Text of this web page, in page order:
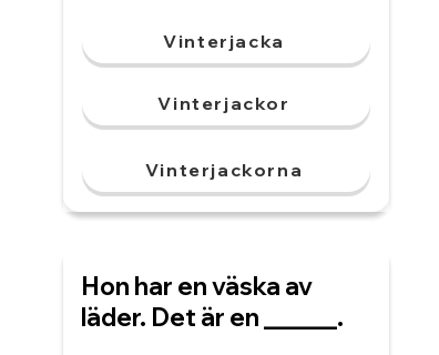
Vinterjacka
Vinterjackor
Vinterjackorna
Hon har en väska av
läder. Det är en ______.